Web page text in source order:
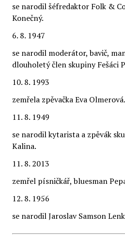
se narodil šéfredaktor Folk &
Konečný.
6. 8. 1947
se narodil moderátor, bavič,
dlouholetý člen skupiny Fešáci
10. 8. 1993
zemřela zpěvačka Eva Olmerová.
11. 8. 1949
se narodil kytarista a zpěvák
Kalina.
11. 8. 2013
zemřel písničkář, bluesman
12. 8. 1956
se narodil Jaroslav Samson